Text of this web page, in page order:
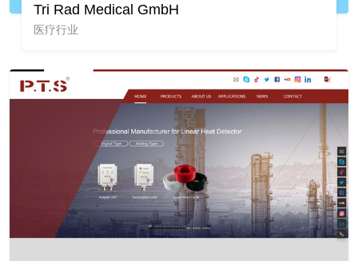
Tri Rad Medical GmbH
医疗行业